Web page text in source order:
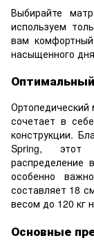
Выбирайте
используем
вам
насыщенного
Ортопедический
сочетает в
конструкции.
Spring, этот
распределение
особенно
составляет 18
весом до 120 кг
Основные